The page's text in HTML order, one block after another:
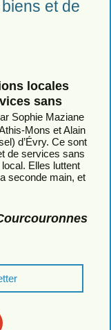
et de
locales
sans
Sophie Maziane
Mons et Alain
d’Évry. Ce sont
de services sans
Elles luttent
seconde main, et